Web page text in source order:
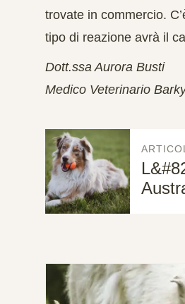
trovate in commercio.
tipo di reazione avrà il
Dott.ssa Aurora Busti
Medico Veterinario